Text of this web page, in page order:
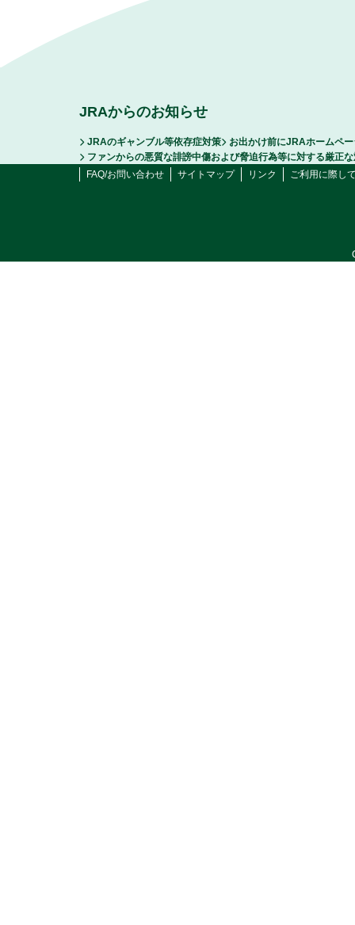
JRAからのお知らせ
JRAのギャンブル等依存症対策
お出かけ前にJRAホームペ
ファンからの悪質な誹謗中傷および脅迫行為等に対する厳正
FAQ/お問い合わせ
サイトマップ リンク ご利用に際し